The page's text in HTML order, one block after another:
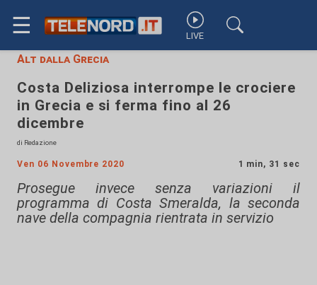
☰ LIVE
Alt dalla Grecia
Costa Deliziosa interrompe le crociere
in Grecia e si ferma fino al 26
dicembre
di Redazione
Ven 06 Novembre 2020 1 min, 31 sec
Prosegue invece senza variazioni il
programma di Costa Smeralda, la seconda
nave della compagnia rientrata in servizio